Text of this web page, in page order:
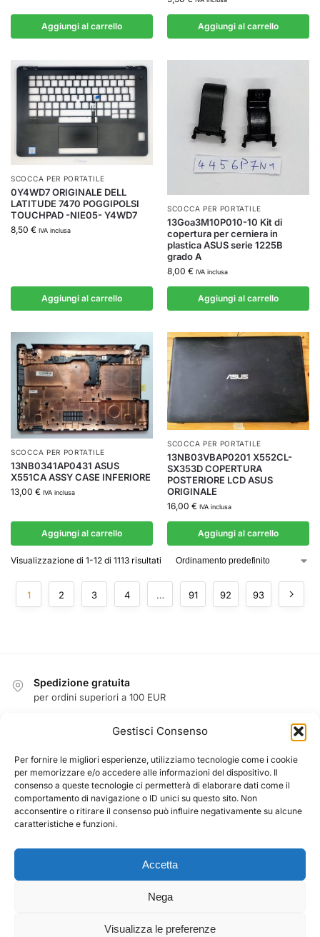
Gestisci Consenso
Per fornire le migliori esperienze, utilizziamo tecnologie come i cookie
per memorizzare e/o accedere alle informazioni del dispositivo. Il
consenso a queste tecnologie ci permetterà di elaborare dati come il
comportamento di navigazione o ID unici su questo sito. Non
acconsentire o ritirare il consenso può influire negativamente su alcune
caratteristiche e funzioni.
Accetta
Nega
Visualizza le preferenze
Aggiungi al carrello Aggiungi al carrello
SCOCCA PER PORTATILE
0Y4WD7 ORIGINALE DELL
LATITUDE 7470 POGGIPOLSI
TOUCHPAD -NIE05- Y4WD7
8,50 € IVA inclusa
Aggiungi al carrello
SCOCCA PER PORTATILE
13Goa3M10P010-10 Kit di
copertura per cerniera in
plastica ASUS serie 1225B
grado A
8,00 € IVA inclusa
Aggiungi al carrello
SCOCCA PER PORTATILE
13NB0341AP0431 ASUS
X551CA ASSY CASE INFERIORE
13,00 € IVA inclusa
Aggiungi al carrello
SCOCCA PER PORTATILE
13NB03VBAP0201 X552CL-
SX353D COPERTURA
POSTERIORE LCD ASUS
ORIGINALE
16,00 € IVA inclusa
Aggiungi al carrello
Visualizzazione di 1-12 di 1113 risultati
1 2 3 4 … 91 92 93
Spedizione gratuita
per ordini superiori a 100 EUR
garanzia di rimborso
Garanzia
1 anno di garanzia su tutti i prodotti
Pagamento sicuro garantito
PayPal / MasterCard / Visa